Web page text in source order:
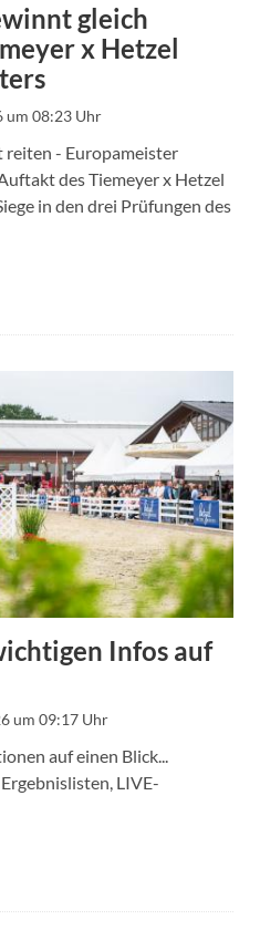
gleich
x Hetzel
um 08:23 Uhr
reiten - Europameister
des Tiemeyer x Hetzel
in den drei Prüfungen des
Infos auf
um 09:17 Uhr
auf einen Blick...
LIVE-